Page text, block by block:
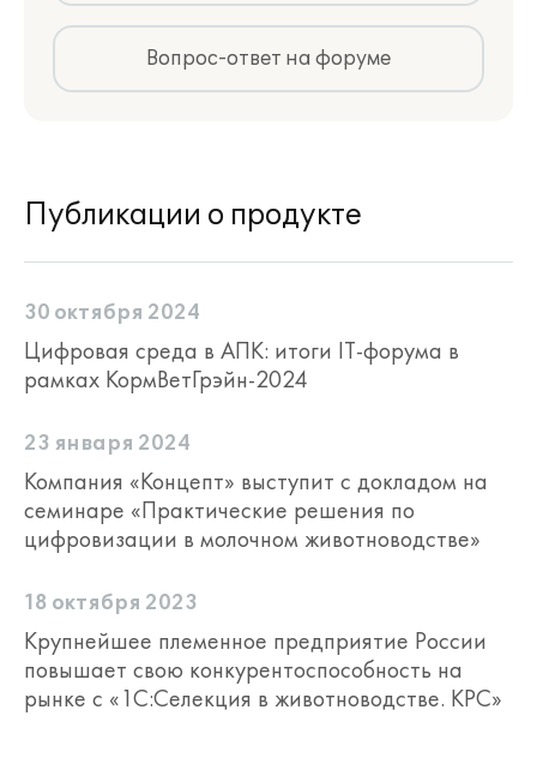
Вопрос-ответ на форуме
Публикации о продукте
30 октября 2024
Цифровая среда в АПК: итоги IT-форума в
рамках КормВетГрэйн-2024
23 января 2024
Компания «Концепт» выступит с докладом на
семинаре «Практические решения по
цифровизации в молочном животноводстве»
18 октября 2023
Крупнейшее племенное предприятие России
повышает свою конкурентоспособность на
рынке с «1С:Селекция в животноводстве. КРС»